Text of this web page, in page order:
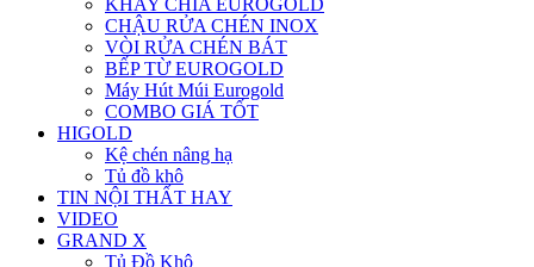
KHAY CHIA EUROGOLD
CHẬU RỬA CHÉN INOX
VÒI RỬA CHÉN BÁT
BẾP TỪ EUROGOLD
Máy Hút Múi Eurogold
COMBO GIÁ TỐT
HIGOLD
Kệ chén nâng hạ
Tủ đồ khô
TIN NỘI THẤT HAY
VIDEO
GRAND X
Tủ Đồ Khô